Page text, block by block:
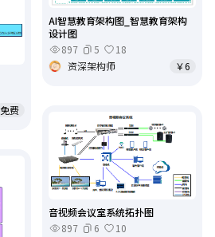
免费
AI智慧教育架构图_智慧教育架构
设计图
897
5
18
资深架构师
￥6
音视频会议室系统拓扑图
897
6
10